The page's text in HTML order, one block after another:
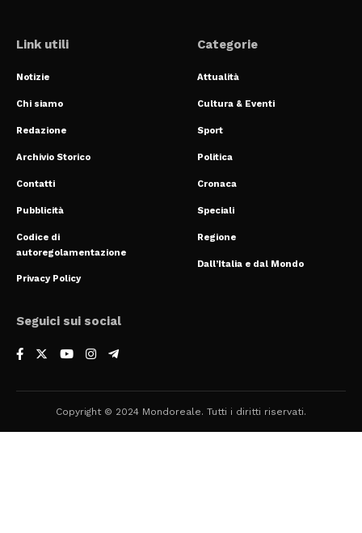
Link utili
Notizie
Chi siamo
Redazione
Archivio Storico
Contatti
Pubblicità
Codice di
autoregolamentazione
Privacy Policy
Categorie
Attualità
Cultura & Eventi
Sport
Politica
Cronaca
Speciali
Regione
Dall’Italia e dal Mondo
Seguici sui social
Copyright © 2024 Mondoreale. Tutti i diritti riservati.